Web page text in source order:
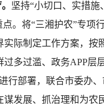
坚持“小切口、实措
。将“三湘护农”专
实际制定工作方案，
多过滥、政务APP层
行部署，联合市委办
发展、抓治理和为